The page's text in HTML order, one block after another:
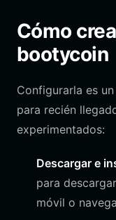
Cómo
bootycoin
Configurarla es
para recién
experimentados:
Descargar e
para
móvil o